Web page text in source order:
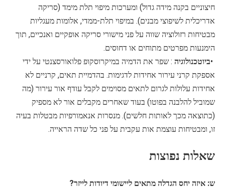
חיצוניים בקנה מידה גדול) ומערכות מיפוי תלת מימד (סריקה
אדריכלית לשיפוצי מבנים). במיפוי תלת-ממדי, אלומות מעגליות
מבטיחות רזולוציה שווה על פני מישורי סריקה אופקיים ואנכיים, תוך
הימנעות מפרטים מתוחים או דחוסים.
•ביוטכנולוגיה : שפר את הדמיה במיקרוסקופ פלואורסצנטי על ידי
אספקת קרני עירור אחידות לדגימות. בהדמיית תאים, קרניים לא
אחידות עלולות לגרום לתאים מסוימים לקבל עודף אור עירור (מה
שמוביל להלבנה בפוטו) בעוד שאחרים מקבלים אור לא מספיק
(כתוצאה מכך לאותות חלשים). מנסרות אנאמורפיות מבטלות בעיה
זו, ומבטיחות עוצמת אות עקבית על פני כל שדה הראייה.
שאלות נפוצות
ש: איזה יחס הגדלה מתאים ליישומי דיודות לייזר?